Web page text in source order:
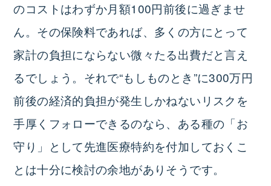
のコストはわずか月額100円前後に過ぎませ
ん。その保険料であれば、多くの方にとって
家計の負担にならない微々たる出費だと言え
るでしょう。それで“もしものとき”に300万円
前後の経済的負担が発生しかねないリスクを
手厚くフォローできるのなら、ある種の「お
守り」として先進医療特約を付加しておくこ
とは十分に検討の余地がありそうです。